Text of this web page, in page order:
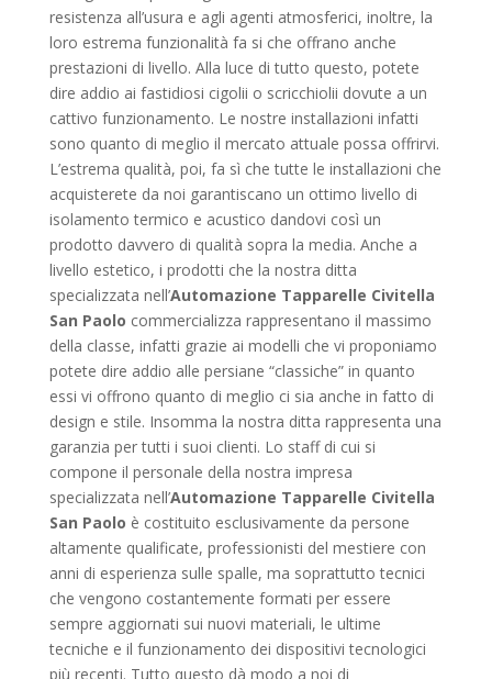
resistenza all’usura e agli agenti atmosferici, inoltre, la
loro estrema funzionalità fa si che offrano anche
prestazioni di livello. Alla luce di tutto questo, potete
dire addio ai fastidiosi cigolii o scricchiolii dovute a un
cattivo funzionamento. Le nostre installazioni infatti
sono quanto di meglio il mercato attuale possa offrirvi.
L’estrema qualità, poi, fa sì che tutte le installazioni che
acquisterete da noi garantiscano un ottimo livello di
isolamento termico e acustico dandovi così un
prodotto davvero di qualità sopra la media. Anche a
livello estetico, i prodotti che la nostra ditta
specializzata nell’Automazione Tapparelle Civitella
San Paolo commercializza rappresentano il massimo
della classe, infatti grazie ai modelli che vi proponiamo
potete dire addio alle persiane “classiche” in quanto
essi vi offrono quanto di meglio ci sia anche in fatto di
design e stile. Insomma la nostra ditta rappresenta una
garanzia per tutti i suoi clienti. Lo staff di cui si
compone il personale della nostra impresa
specializzata nell’Automazione Tapparelle Civitella
San Paolo è costituito esclusivamente da persone
altamente qualificate, professionisti del mestiere con
anni di esperienza sulle spalle, ma soprattutto tecnici
che vengono costantemente formati per essere
sempre aggiornati sui nuovi materiali, le ultime
tecniche e il funzionamento dei dispositivi tecnologici
più recenti. Tutto questo dà modo a noi di